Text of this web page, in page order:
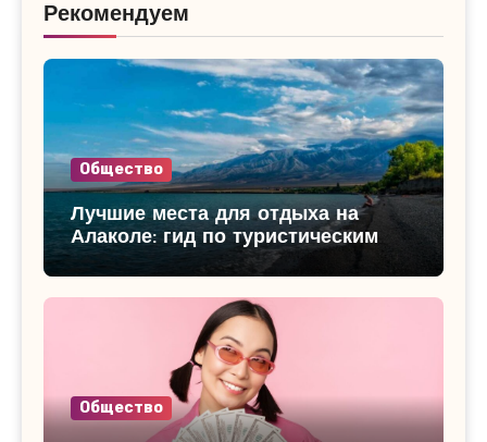
Рекомендуем
Общество
Лучшие места для отдыха на
Алаколе: гид по туристическим
базам
Общество